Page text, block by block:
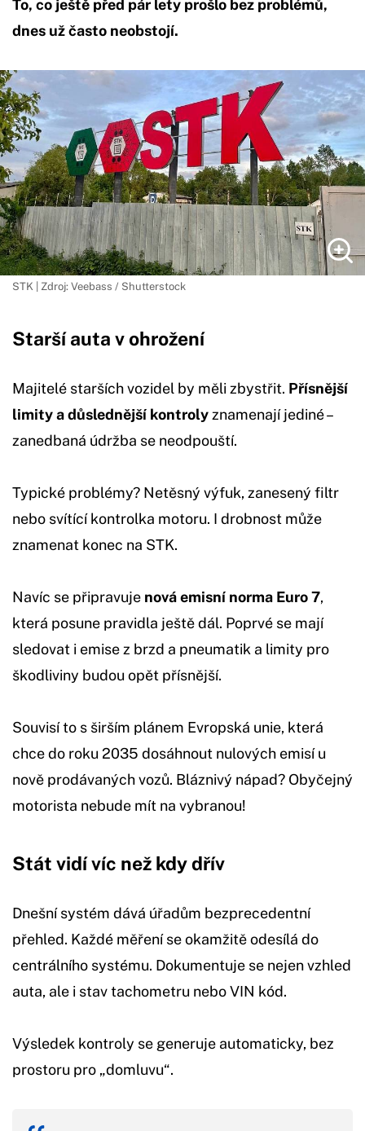
To, co ještě před pár lety prošlo bez problémů,
dnes už často neobstojí.
STK | Zdroj: Veebass / Shutterstock
Starší auta v ohrožení
Majitelé starších vozidel by měli zbystřit. Přísnější
limity a důslednější kontroly znamenají jediné –
zanedbaná údržba se neodpouští.
Typické problémy? Netěsný výfuk, zanesený filtr
nebo svítící kontrolka motoru. I drobnost může
znamenat konec na STK.
Navíc se připravuje nová emisní norma Euro 7,
která posune pravidla ještě dál. Poprvé se mají
sledovat i emise z brzd a pneumatik a limity pro
škodliviny budou opět přísnější.
Souvisí to s širším plánem Evropská unie, která
chce do roku 2035 dosáhnout nulových emisí u
nově prodávaných vozů. Bláznivý nápad? Obyčejný
motorista nebude mít na vybranou!
Stát vidí víc než kdy dřív
Dnešní systém dává úřadům bezprecedentní
přehled. Každé měření se okamžitě odesílá do
centrálního systému. Dokumentuje se nejen vzhled
auta, ale i stav tachometru nebo VIN kód.
Výsledek kontroly se generuje automaticky, bez
prostoru pro „domluvu“.